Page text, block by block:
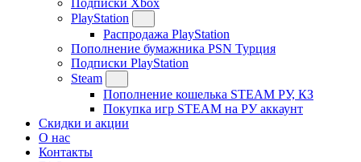
Подписки Xbox
PlayStation
Распродажа PlayStation
Пополнение бумажника PSN Турция
Подписки PlayStation
Steam
Пополнение кошелька STEAM РУ, КЗ
Покупка игр STEAM на РУ аккаунт
Скидки и акции
О нас
Контакты